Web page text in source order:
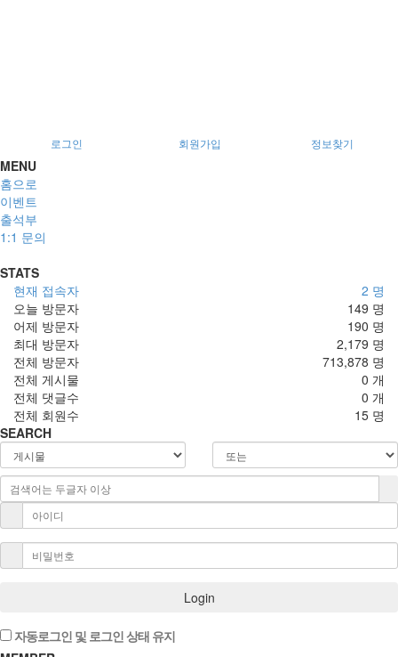
로그인 회원가입 정보찾기
MENU
홈으로
이벤트
출석부
1:1 문의
STATS
2 명
현재 접속자
149 명
오늘 방문자
190 명
어제 방문자
2,179 명
최대 방문자
713,878 명
전체 방문자
0 개
전체 게시물
0 개
전체 댓글수
15 명
전체 회원수
SEARCH
Login
자동로그인 및 로그인 상태 유지